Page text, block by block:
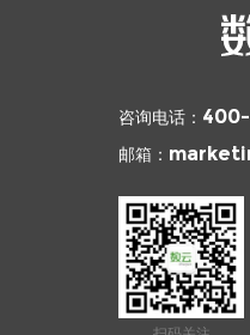
咨询电话：
邮箱：